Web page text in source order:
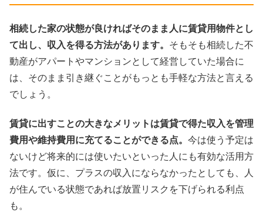
相続した家の状態が良ければそのまま人に賃貸用物件とし
て出し、収入を得る方法があります。 そもそも相続した不
動産がアパートやマンションとして経営していた場合に
は、そのまま引き継ぐことがもっとも手軽な方法と言える
でしょう。
賃貸に出すことの大きなメリットは賃貸で得た収入を管理
費用や維持費用に充てることができる点。 今は使う予定は
ないけど将来的には使いたいといった人にも有効な活用方
法です。仮に、プラスの収入にならなかったとしても、人
が住んでいる状態であれば放置リスクを下げられる利点
も。